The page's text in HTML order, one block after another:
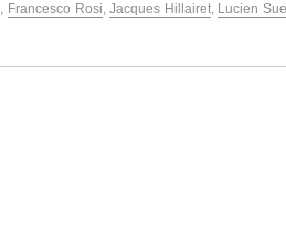
, Francesco Rosi,Jacques Hillairet, Lucien